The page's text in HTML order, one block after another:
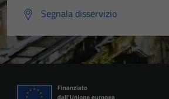
Segnala disservizio